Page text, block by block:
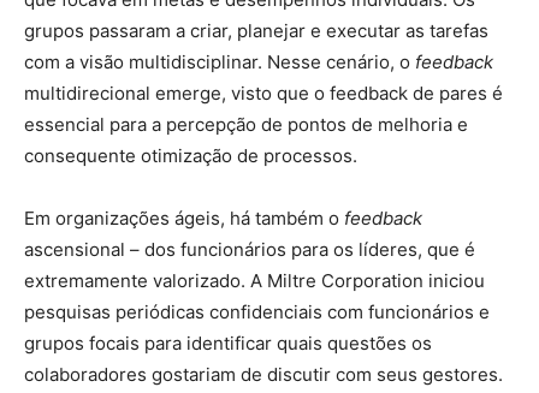
grupos passaram a criar, planejar e executar as tarefas
com a visão multidisciplinar. Nesse cenário, o feedback
multidirecional emerge, visto que o feedback de pares é
essencial para a percepção de pontos de melhoria e
consequente otimização de processos.
Em organizações ágeis, há também o feedback
ascensional – dos funcionários para os líderes, que é
extremamente valorizado. A Miltre Corporation iniciou
pesquisas periódicas confidenciais com funcionários e
grupos focais para identificar quais questões os
colaboradores gostariam de discutir com seus gestores.